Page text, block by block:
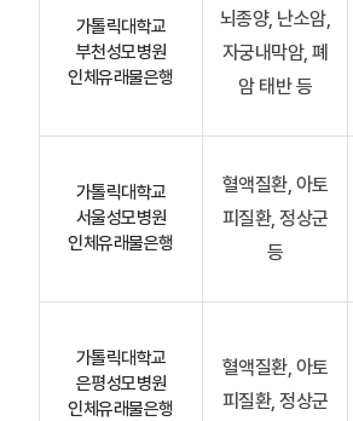
가톨릭대학교
부천성모병원
인체유래물은행
뇌종양, 난소암,
자궁내막암, 폐
암 태반 등
가톨릭대학교
서울성모병원
인체유래물은행
혈액질환, 아토
피질환, 정상군
등
가톨릭대학교
은평성모병원
인체유래물은행
혈액질환, 아토
피질환, 정상군